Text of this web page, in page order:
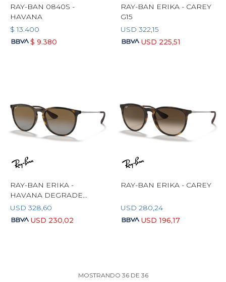
RAY-BAN 0840S -
HAVANA
$ 13.400
$ 9.380
RAY-BAN ERIKA - CAREY
G15
USD 322,15
USD 225,51
RAY-BAN ERIKA -
HAVANA DEGRADE
POLARIZADO
USD 328,60
USD 230,02
RAY-BAN ERIKA - CAREY
USD 280,24
USD 196,17
MOSTRANDO 36DE 36